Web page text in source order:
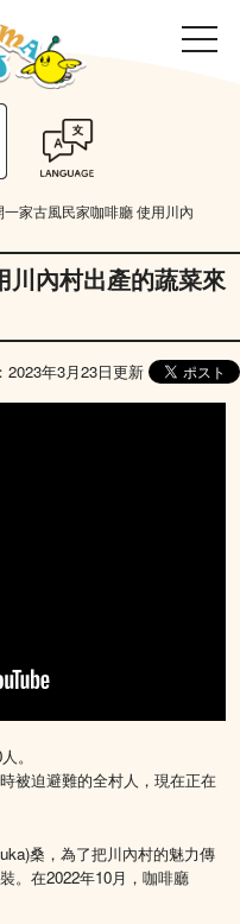
一家古風民家咖啡廳 使用川內
川內村出產的蔬菜來
2023年3月23日更新
。
被迫避難的全村人，現在正在
桑，為了把川內村的魅力傳
。在2022年10月，咖啡廳